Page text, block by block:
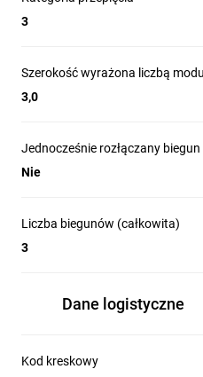
3
Szerokość wyrażona liczbą
3,0
Jednocześnie rozłączany biegun
Nie
Liczba biegunów (całkowita)
3
Dane logistyczne
Kod kreskowy